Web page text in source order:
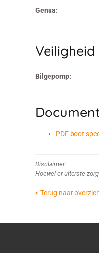
Genua:
Veiligheid
Bilgepomp:
PDF boot
Disclaimer:
Hoewel er uiterste
< Terug naar